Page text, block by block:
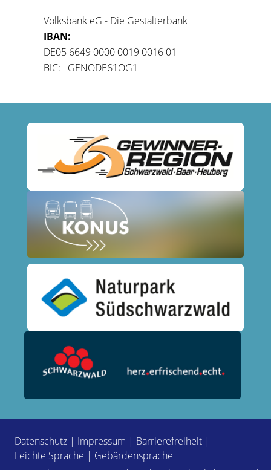
Volksbank eG - Die Gestalterbank
IBAN:
DE05 6649 0000 0019 0016 01
BIC: GENODE61OG1
Datenschutz | Impressum | Barrierefreiheit |
Leichte Sprache | Gebärdensprache